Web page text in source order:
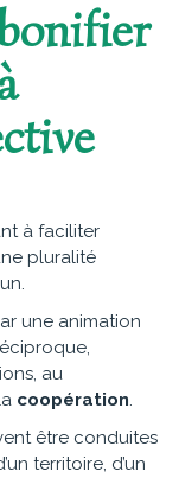
à faciliter
pluralité
une animation
au
coopération.
être conduites
territoire, d’un